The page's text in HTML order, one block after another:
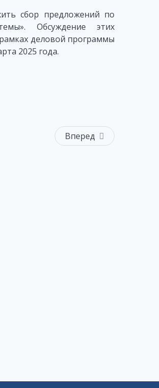
сбор предложений по
Обсуждение этих
деловой программы
2025 года.
Вперед